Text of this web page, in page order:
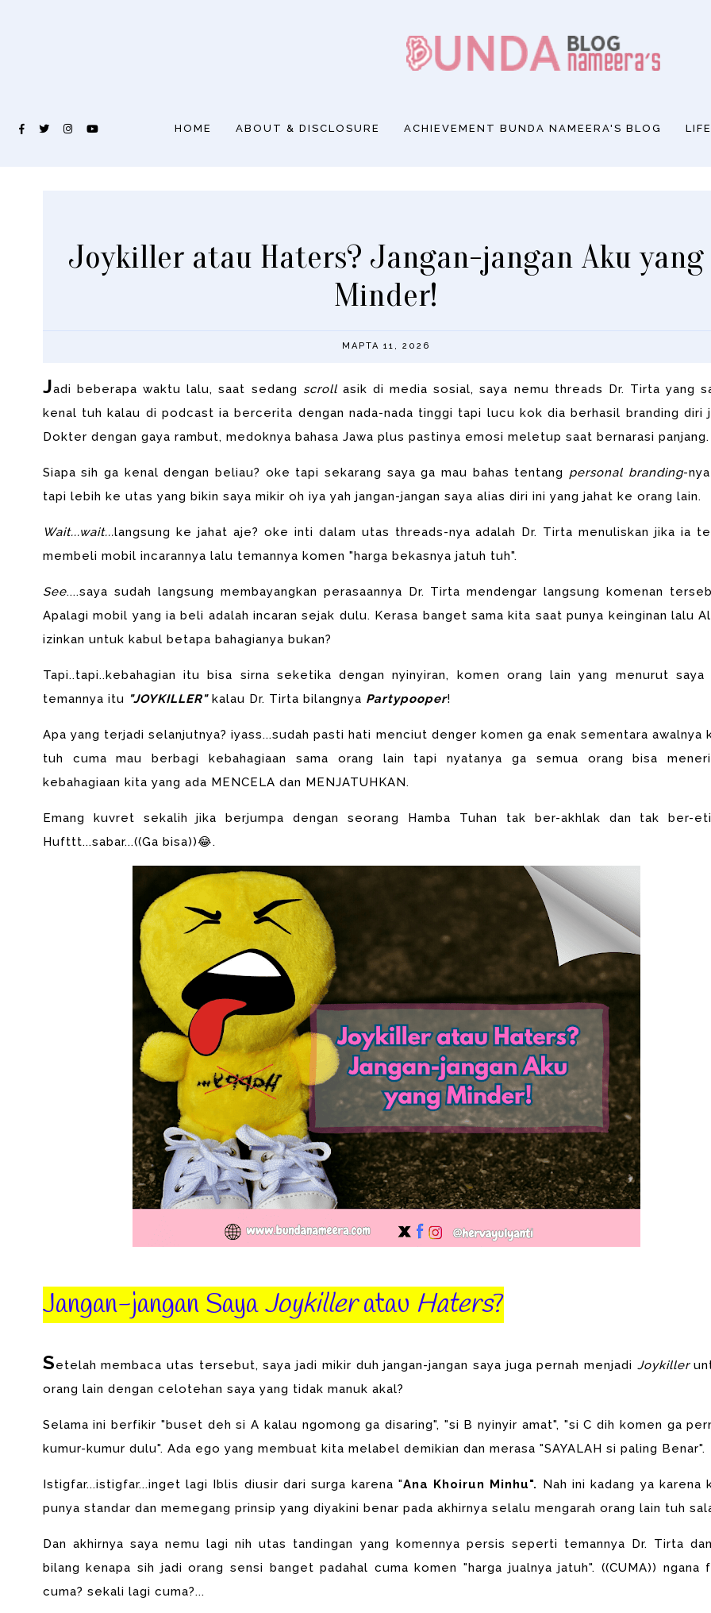
HOME ABOUT & DISCLOSURE ACHIEVEMENT BUNDA NAMEERA'S BLOG
МАРТА 11, 2026
Joykiller atau Haters? Jangan-jangan Aku yang
Minder!
Jadi beberapa waktu lalu, saat sedang scrollasik di media sosial, saya nemu threads Dr. Tirta yang
kenal tuh kalau di podcast ia bercerita dengan nada-nada tinggi tapi lucu kok dia berhasil branding diri
Dokter dengan gaya rambut, medoknya bahasa Jawa plus pastinya emosi meletup saat bernarasi panjang.
Siapa sih ga kenal dengan beliau? oke tapi sekarang saya ga mau bahas tentang personal branding-
tapi lebih ke utas yang bikin saya mikir oh iya yah jangan-jangan saya alias diri ini yang jahat ke orang lain.
Wait...wait...langsung ke jahat aje? oke inti dalam utas threads-nya adalah Dr. Tirta menuliskan jika ia
membeli mobil incarannya lalu temannya komen "harga bekasnya jatuh tuh".
See....saya sudah langsung membayangkan perasaannya Dr. Tirta mendengar langsung komenan
Apalagi mobil yang ia beli adalah incaran sejak dulu. Kerasa banget sama kita saat punya keinginan lalu
izinkan untuk kabul betapa bahagianya bukan?
Tapi..tapi..kebahagian itu bisa sirna seketika dengan nyinyiran, komen orang lain yang menurut saya
temannya itu "JOYKILLER"kalau Dr. Tirta bilangnya Partypooper!
Apa yang terjadi selanjutnya? iyass...sudah pasti hati menciut denger komen ga enak sementara awalnya
tuh cuma mau berbagi kebahagiaan sama orang lain tapi nyatanya ga semua orang bisa
kebahagiaan kita yang ada MENCELA dan MENJATUHKAN.
Emang kuvret sekalih jika berjumpa dengan seorang Hamba Tuhan tak ber-akhlak dan tak ber-
Hufttt...sabar...((Ga bisa))😂.
Jangan-jangan SayaJoykilleratau Haters?
Setelah membaca utas tersebut, saya jadi mikir duh jangan-jangan saya juga pernah menjadi Joykiller
orang lain dengan celotehan saya yang tidak manuk akal?
Selama ini berfikir "buset deh si A kalau ngomong ga disaring", "si B nyinyir amat", "si C dih komen ga
kumur-kumur dulu". Ada ego yang membuat kita melabel demikian dan merasa "SAYALAH si paling Benar".
Istigfar...istigfar...inget lagi Iblis diusir dari surga karena "Ana Khoirun Minhu". Nah ini kadang ya karena
punya standar dan memegang prinsip yang diyakini benar pada akhirnya selalu mengarah orang lain tuh
Dan akhirnya saya nemu lagi nih utas tandingan yang komennya persis seperti temannya Dr. Tirta
bilang kenapa sih jadi orang sensi banget padahal cuma komen "harga jualnya jatuh". ((CUMA)) ngana
cuma? sekali lagi cuma?...